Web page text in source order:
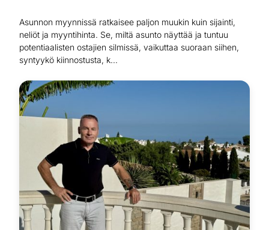
Asunnon myynnissä ratkaisee paljon muukin kuin sijainti,
neliöt ja myyntihinta. Se, miltä asunto näyttää ja tuntuu
potentiaalisten ostajien silmissä, vaikuttaa suoraan siihen,
syntyykö kiinnostusta, k...